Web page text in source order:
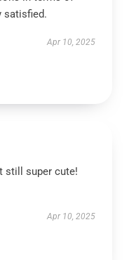
satisfied.
Apr 10, 2025
still super cute!
Apr 10, 2025